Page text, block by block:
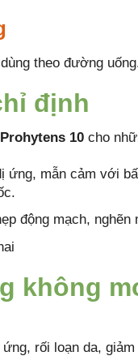
theo đường
định
10 cho
ứng, mẫn cảm với
động mạch, nghẽn
không
rối loạn da,